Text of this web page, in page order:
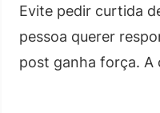
Evite pedir curtida
pessoa querer
post ganha força. A